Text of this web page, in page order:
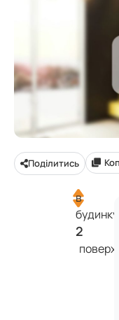
Поділитись
в
будинку
2
поверхів